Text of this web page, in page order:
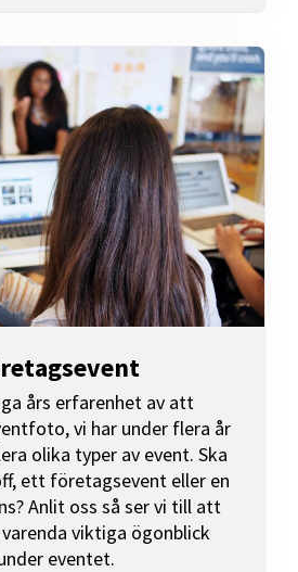
års erfarenhet av att
vi har under flera år
olika typer av event. Ska
ett företagsevent eller en
Anlit oss så ser vi till att
viktiga ögonblick
eventet.